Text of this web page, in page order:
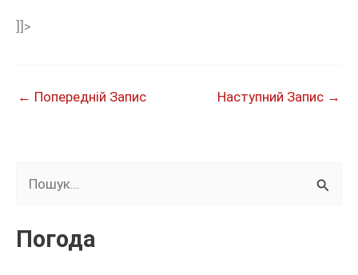
]]>
← Попередній Запис Наступний Запис →
к
Погода